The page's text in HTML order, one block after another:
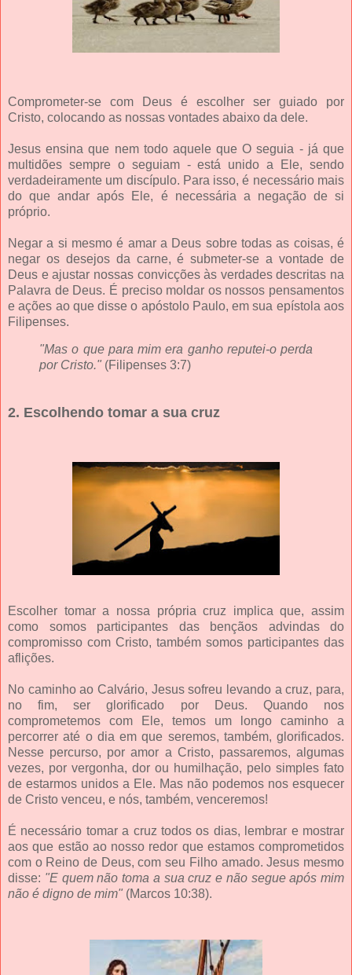
Comprometer-se com Deus é escolher ser guiado por
Cristo, colocando as nossas vontades abaixo da dele.
Jesus ensina que nem todo aquele que O seguia - já que
multidões sempre o seguiam - está unido a Ele, sendo
verdadeiramente um discípulo. Para isso, é necessário mais
do que andar após Ele, é necessária a negação de si
próprio.
Negar a si mesmo é amar a Deus sobre todas as coisas, é
negar os desejos da carne, é submeter-se a vontade de
Deus e ajustar nossas convicções às verdades descritas na
Palavra de Deus. É preciso moldar os nossos pensamentos
e ações ao que disse o apóstolo Paulo, em sua epístola aos
Filipenses.
"Mas o que para mim era ganho reputei-o perda
por Cristo." (Filipenses 3:7)
2. Escolhendo tomar a sua cruz
Escolher tomar a nossa própria cruz implica que, assim
como somos participantes das bençãos advindas do
compromisso com Cristo, também somos participantes das
aflições.
No caminho ao Calvário, Jesus sofreu levando a cruz, para,
no fim, ser glorificado por Deus. Quando nos
comprometemos com Ele, temos um longo caminho a
percorrer até o dia em que seremos, também, glorificados.
Nesse percurso, por amor a Cristo, passaremos, algumas
vezes, por vergonha, dor ou humilhação, pelo simples fato
de estarmos unidos a Ele. Mas não podemos nos esquecer
de Cristo venceu, e nós, também, venceremos!
É necessário tomar a cruz todos os dias, lembrar e mostrar
aos que estão ao nosso redor que estamos comprometidos
com o Reino de Deus, com seu Filho amado. Jesus mesmo
disse: "E quem não toma a sua cruz e não segue após mim
não é digno de mim" (Marcos 10:38).